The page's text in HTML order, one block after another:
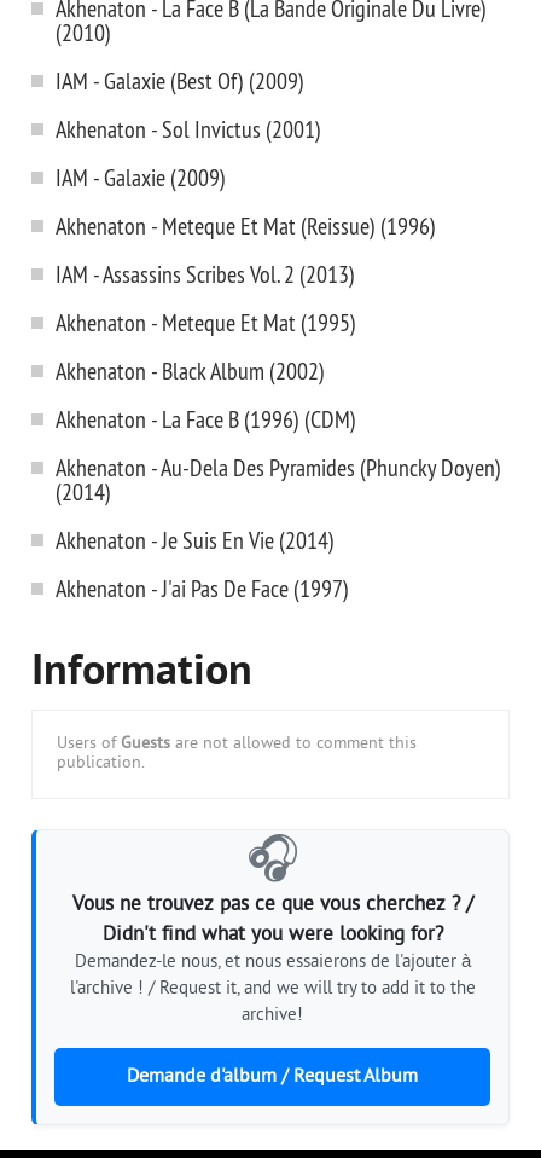
Akhenaton - La Face B (La Bande Originale Du Livre)
(2010)
IAM - Galaxie (Best Of) (2009)
Akhenaton - Sol Invictus (2001)
IAM - Galaxie (2009)
Akhenaton - Meteque Et Mat (Reissue) (1996)
IAM - Assassins Scribes Vol. 2 (2013)
Akhenaton - Meteque Et Mat (1995)
Akhenaton - Black Album (2002)
Akhenaton - La Face B (1996) (CDM)
Akhenaton - Au-Dela Des Pyramides (Phuncky Doyen)
(2014)
Akhenaton - Je Suis En Vie (2014)
Akhenaton - J'ai Pas De Face (1997)
Information
Users of Guests are not allowed to comment this
publication.
🎧
Vous ne trouvez pas ce que vous cherchez ? /
Didn't find what you were looking for?
Demandez-le nous, et nous essaierons de l'ajouter à
l'archive ! / Request it, and we will try to add it to the
archive!
Demande d'album / Request Album